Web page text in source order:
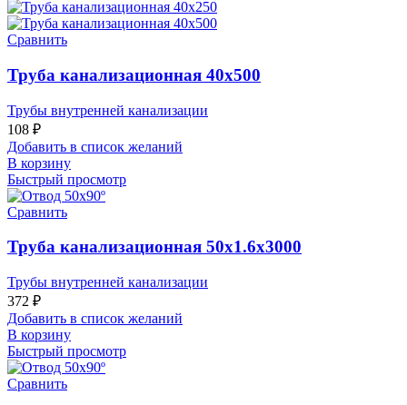
Сравнить
Труба канализационная 40х500
Трубы внутренней канализации
108 ₽
Добавить в список желаний
В корзину
Быстрый просмотр
Сравнить
Труба канализационная 50х1.6х3000
Трубы внутренней канализации
372 ₽
Добавить в список желаний
В корзину
Быстрый просмотр
Сравнить